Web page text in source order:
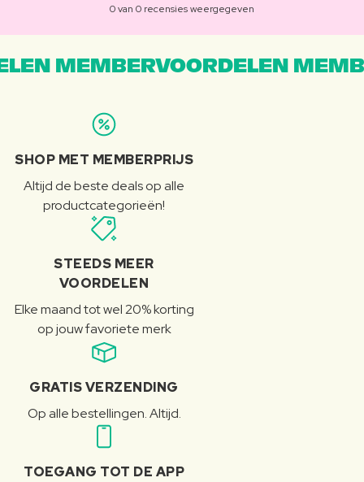
0 van 0 recensies weergegeven
MEMBERVOORDELEN
SHOP MET MEMBERPRIJS
Altijd de beste deals op alle
productcategorieën!
STEEDS MEER
VOORDELEN
Elke maand tot wel 20% korting
op jouw favoriete merk
GRATIS VERZENDING
Op alle bestellingen. Altijd.
TOEGANG TOT DE APP